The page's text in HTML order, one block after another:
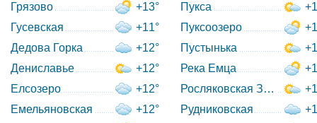
Грязово
+13°
Гусевская
+11°
Дедова Горка
+12°
Дениславье
+12°
Елсозеро
+12°
Емельяновская
+12°
Пукса
Пуксоозеро
Пустынька
Река Емца
Росляковская Запань
Рудниковская